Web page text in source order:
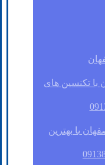
با تکنسین های
با بهترین